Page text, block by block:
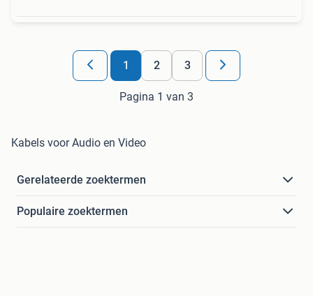
1 2 3
Pagina 1 van 3
Kabels voor Audio en Video
Gerelateerde zoektermen
Populaire zoektermen